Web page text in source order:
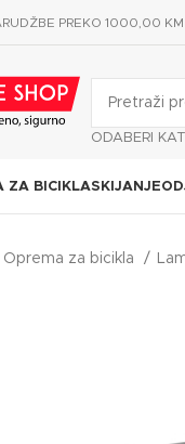
PREKO 1000,00 KM
ODABERI
ZA BICIKLASKIJANJE
Oprema za bicikla